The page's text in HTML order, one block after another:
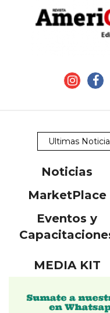
PREMIO
CONTÁCTENOS
POLÍTICAS
DE
PRIVACIDAD
SOMOS
Ultimas
Noticias
MarketPlace
Eventos y
MEDIA KIT